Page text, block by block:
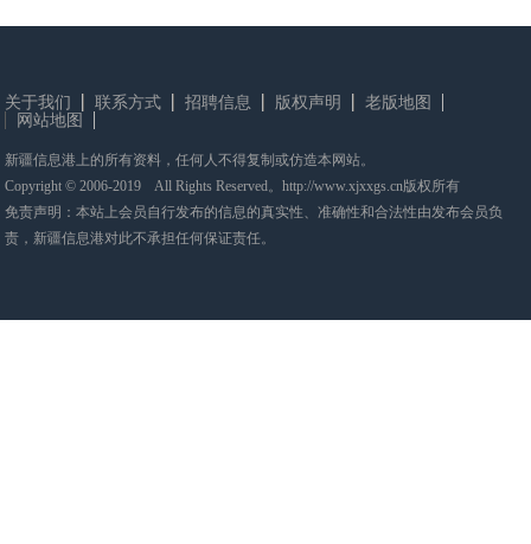
关于我们 联系方式 招聘信息 版权声明
老版地图
网站地图
新疆信息港上的所有资料，任何人不得复制或仿造本网站。
Copyright © 2006-2019 All Rights Reserved。http://www.xjxxgs.cn版权所有
免责声明：本站上会员自行发布的信息的真实性、准确性和合法性由发布会员负
责，新疆信息港对此不承担任何保证责任。